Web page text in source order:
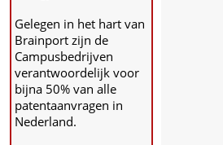
Gelegen in het hart van
Brainport zijn de
Campusbedrijven
verantwoordelijk voor
bijna 50% van alle
patentaanvragen in
Nederland.